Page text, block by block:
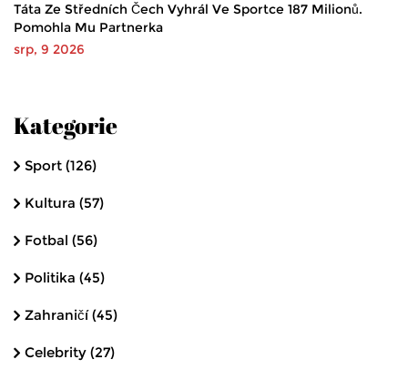
Táta Ze Středních Čech Vyhrál Ve Sportce 187 Milionů.
Pomohla Mu Partnerka
srp, 9 2026
Kategorie
Sport (126)
Kultura (57)
Fotbal (56)
Politika (45)
Zahraničí(45)
Celebrity (27)